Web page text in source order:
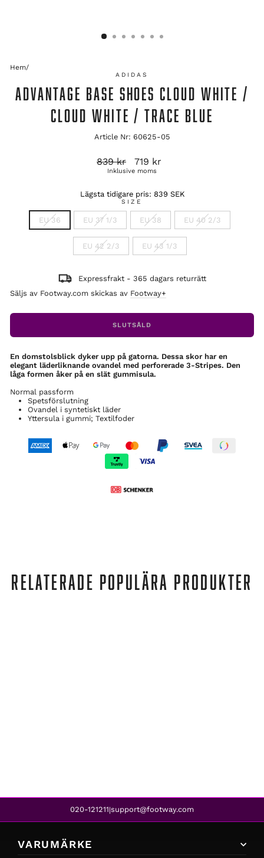
Hem/
ADIDAS
ADVANTAGE BASE SHOES CLOUD WHITE /
CLOUD WHITE / TRACE BLUE
Article Nr: 60625-05
Ordinarie
pris
839 kr Reapris
719 kr
Inklusive moms
Lägsta tidigare pris: 839 SEK
SIZE
EU 36 EU 37 1/3 EU 38 EU 40 2/3
EU 42 2/3 EU 43 1/3
Expressfrakt - 365 dagars returrätt
Säljs av Footway.com skickas av Footway+
SLUTSÅLD
En domstolsblick dyker upp på gatorna. Dessa skor har en
elegant läderliknande ovandel med perforerade 3-Stripes. Den
låga formen åker på en slät gummisula.
Normal passform
Spetsförslutning
Ovandel i syntetiskt läder
Yttersula i gummi; Textilfoder
RELATERADE POPULÄRA PRODUKTER
020-121211|support@footway.com
VARUMÄRKE